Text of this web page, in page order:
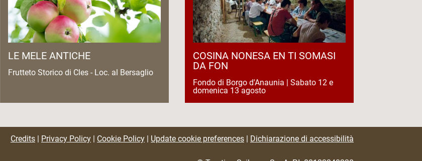
LE MELE ANTICHE
Frutteto Storico di Cles - Loc. al Bersaglio
COSINA NONESA EN TI SOMASI
DA FON
Fondo di Borgo d'Anaunia | Sabato 12 e
domenica 13 agosto
Credits Privacy Policy Cookie Policy Update cookie preferences Dichiarazione di accessibilità